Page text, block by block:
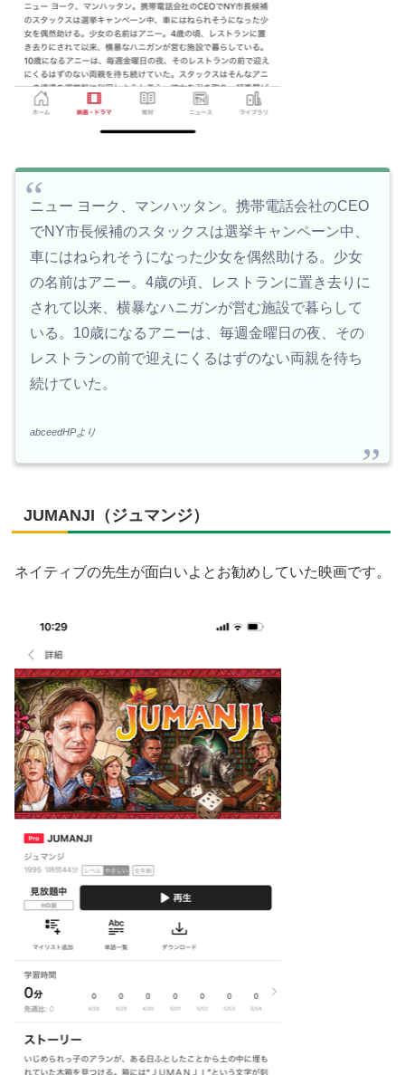
ニュー ヨーク、マンハッタン。携帯電話会社のCEO
でNY市長候補のスタックスは選挙キャンペーン中、
車にはねられそうになった少女を偶然助ける。少女
の名前はアニー。4歳の頃、レストランに置き去りに
されて以来、横暴なハニガンが営む施設で暮らして
いる。10歳になるアニーは、毎週金曜日の夜、その
レストランの前で迎えにくるはずのない両親を待ち
続けていた。
abceedHPより
JUMANJI（ジュマンジ）
ネイティブの先生が面白いよとお勧めしていた映画です。